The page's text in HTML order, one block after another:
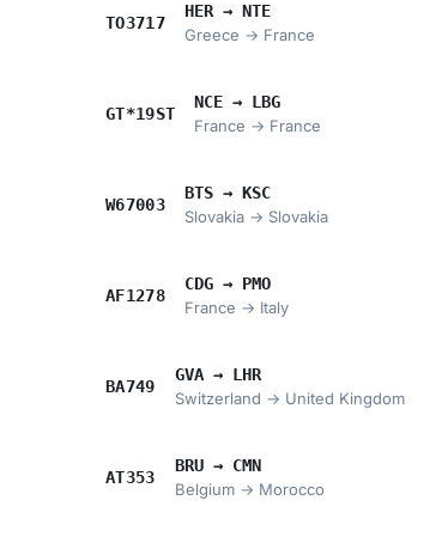
TO3717
HER → NTE
Greece → France
GT*19ST
NCE → LBG
France → France
W67003
BTS → KSC
Slovakia → Slovakia
AF1278
CDG → PMO
France → Italy
BA749
GVA → LHR
Switzerland → United Kingdom
AT353
BRU → CMN
Belgium → Morocco